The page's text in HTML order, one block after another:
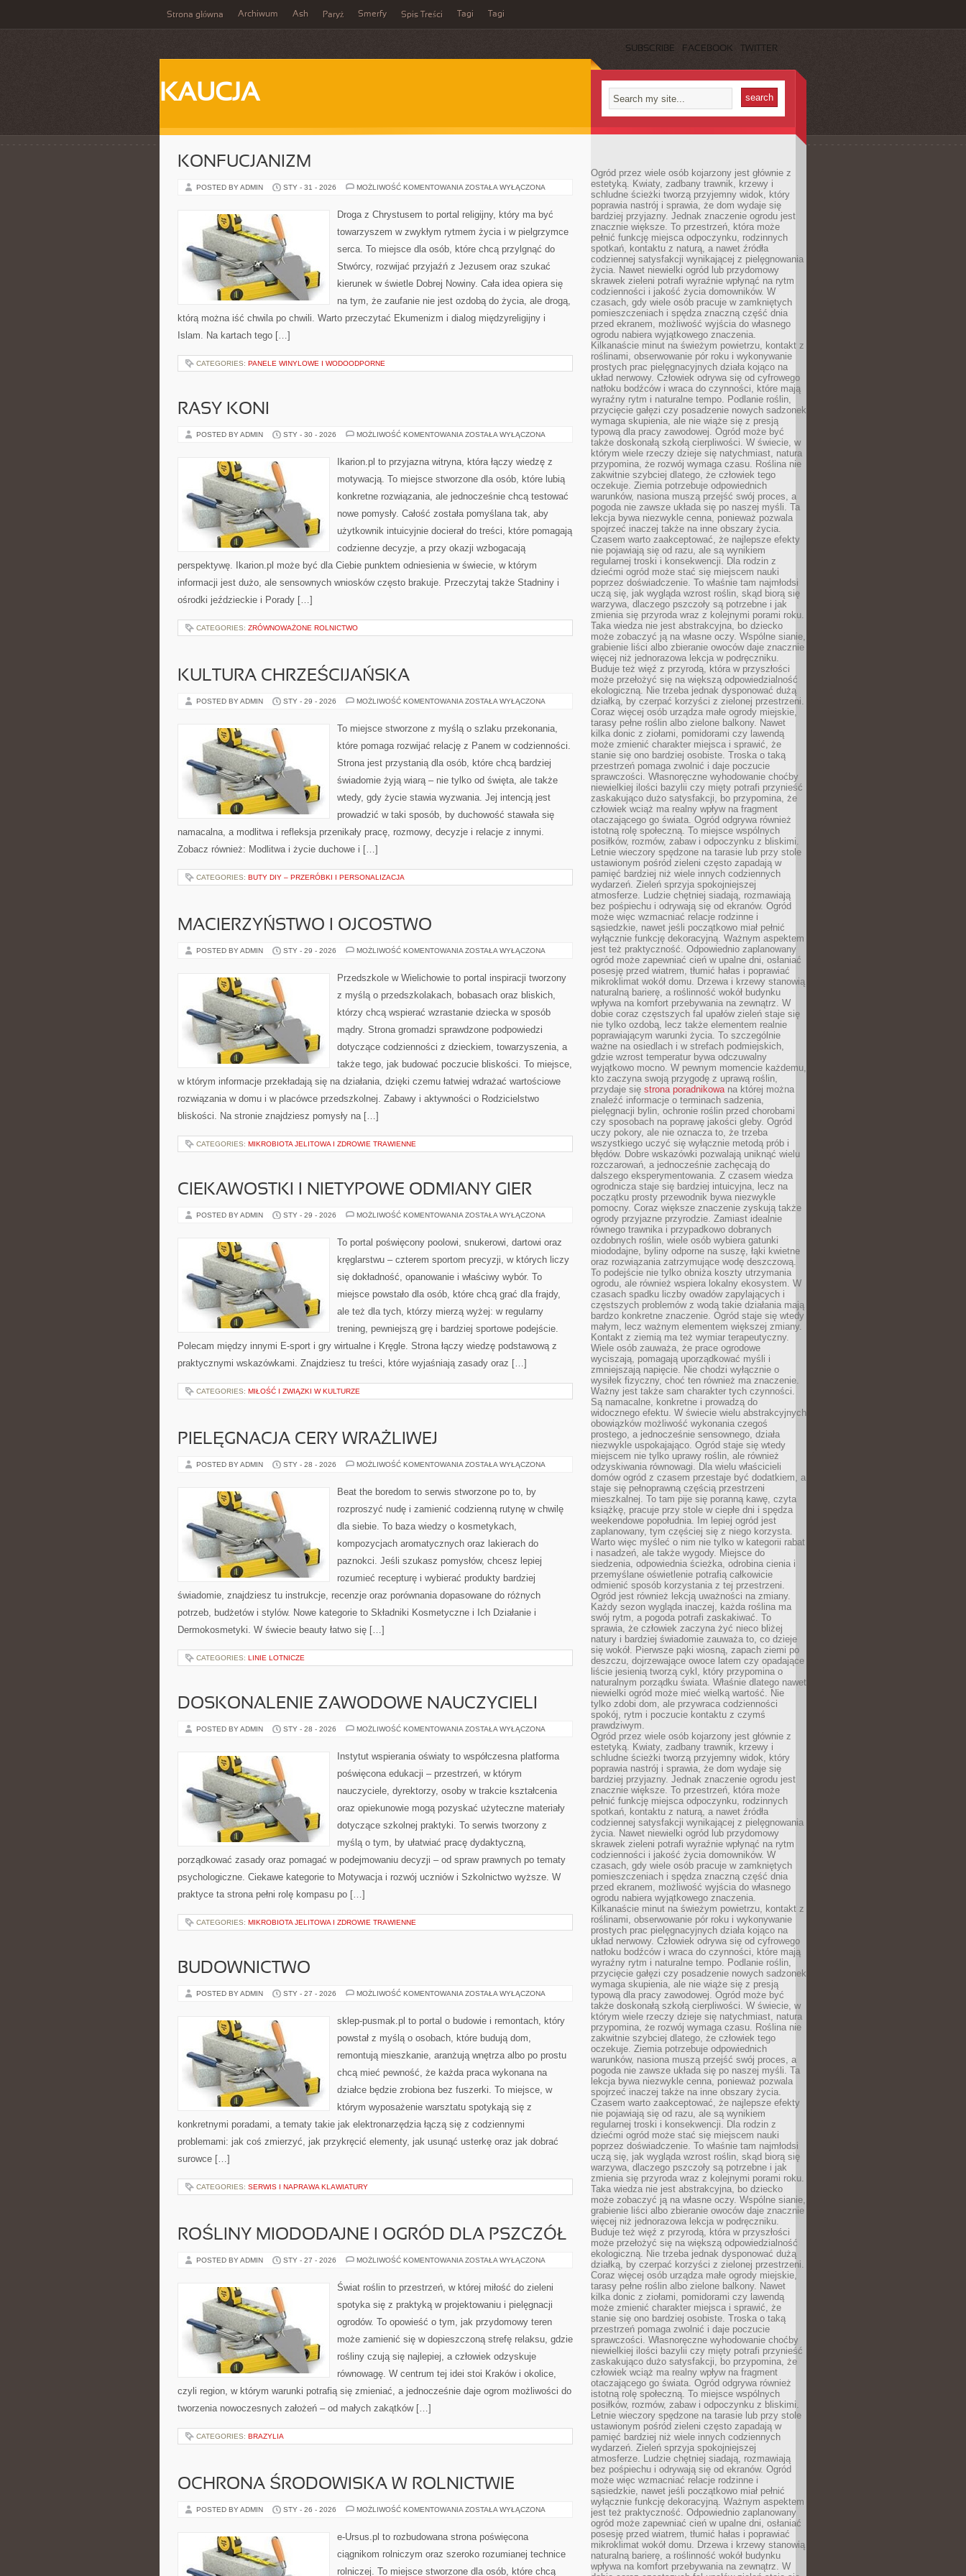
Strona główna Archiwum Ash Paryż Smerfy Spis Treści Tagi Tagi
SUBSCRIBE FACEBOOK TWITTER
KAUCJA
KONFUCJANIZM
POSTED BY ADMIN STY - 31 - 2026 MOŻLIWOŚĆ KOMENTOWANIA KONFUCJANIZM
ZOSTAŁA WYŁĄCZONA
Droga z Chrystusem to portal religijny, który ma być
towarzyszem w zwykłym rytmem życia i w pielgrzymce
serca. To miejsce dla osób, które chcą przylgnąć do
Stwórcy, rozwijać przyjaźń z Jezusem oraz szukać
kierunek w świetle Dobrej Nowiny. Cała idea opiera się
na tym, że zaufanie nie jest ozdobą do życia, ale drogą,
którą można iść chwila po chwili. Warto przeczytać Ekumenizm i dialog międzyreligijny i
Islam. Na kartach tego […]
CATEGORIES: PANELE WINYLOWE I WODOODPORNE
RASY KONI
POSTED BY ADMIN STY - 30 - 2026 MOŻLIWOŚĆ KOMENTOWANIA RASY
ZOSTAŁA WYŁĄCZONA
Ikarion.pl to przyjazna witryna, która łączy wiedzę z
motywacją. To miejsce stworzone dla osób, które lubią
konkretne rozwiązania, ale jednocześnie chcą testować
nowe pomysły. Całość została pomyślana tak, aby
użytkownik intuicyjnie docierał do treści, które pomagają
codzienne decyzje, a przy okazji wzbogacają
perspektywę. Ikarion.pl może być dla Ciebie punktem odniesienia w świecie, w którym
informacji jest dużo, ale sensownych wniosków często brakuje. Przeczytaj także Stadniny i
ośrodki jeździeckie i Porady […]
CATEGORIES: ZRÓWNOWAŻONE ROLNICTWO
KULTURA CHRZEŚCIJAŃSKA
POSTED BY ADMIN STY - 29 - 2026 MOŻLIWOŚĆ KOMENTOWANIA KULTURA
ZOSTAŁA WYŁĄCZONA
To miejsce stworzone z myślą o szlaku przekonania,
które pomaga rozwijać relację z Panem w codzienności.
Strona jest przystanią dla osób, które chcą bardziej
świadomie żyją wiarą – nie tylko od święta, ale także
wtedy, gdy życie stawia wyzwania. Jej intencją jest
prowadzić w taki sposób, by duchowość stawała się
namacalna, a modlitwa i refleksja przenikały pracę, rozmowy, decyzje i relacje z innymi.
Zobacz również: Modlitwa i życie duchowe i […]
CATEGORIES: BUTY DIY – PRZERÓBKI I PERSONALIZACJA
MACIERZYŃSTWO I OJCOSTWO
POSTED BY ADMIN STY - 29 - 2026 MOŻLIWOŚĆ KOMENTOWANIA MACIERZYŃSTWO
ZOSTAŁA WYŁĄCZONA
Przedszkole w Wielichowie to portal inspiracji tworzony
z myślą o przedszkolakach, bobasach oraz bliskich,
którzy chcą wspierać wzrastanie dziecka w sposób
mądry. Strona gromadzi sprawdzone podpowiedzi
dotyczące codzienności z dzieckiem, towarzyszenia, a
także tego, jak budować poczucie bliskości. To miejsce,
w którym informacje przekładają się na działania, dzięki czemu łatwiej wdrażać wartościowe
rozwiązania w domu i w placówce przedszkolnej. Zabawy i aktywności o Rodzicielstwo
bliskości. Na stronie znajdziesz pomysły na […]
CATEGORIES: MIKROBIOTA JELITOWA I ZDROWIE TRAWIENNE
CIEKAWOSTKI I NIETYPOWE ODMIANY GIER
POSTED BY ADMIN STY - 29 - 2026 MOŻLIWOŚĆ KOMENTOWANIA CIEKAWOSTKI
ODMIANY
GIER
ZOSTAŁA WYŁĄCZONA
To portal poświęcony poolowi, snukerowi, dartowi oraz
kręglarstwu – czterem sportom precyzji, w których liczy
się dokładność, opanowanie i właściwy wybór. To
miejsce powstało dla osób, które chcą grać dla frajdy,
ale też dla tych, którzy mierzą wyżej: w regularny
trening, pewniejszą grę i bardziej sportowe podejście.
Polecam między innymi E-sport i gry wirtualne i Kręgle. Strona łączy wiedzę podstawową z
praktycznymi wskazówkami. Znajdziesz tu treści, które wyjaśniają zasady oraz […]
CATEGORIES: MIŁOŚĆ I ZWIĄZKI W KULTURZE
PIELĘGNACJA CERY WRAŻLIWEJ
POSTED BY ADMIN STY - 28 - 2026 MOŻLIWOŚĆ KOMENTOWANIA PIELĘGNACJA
ZOSTAŁA WYŁĄCZONA
Beat the boredom to serwis stworzone po to, by
rozproszyć nudę i zamienić codzienną rutynę w chwilę
dla siebie. To baza wiedzy o kosmetykach,
kompozycjach aromatycznych oraz lakierach do
paznokci. Jeśli szukasz pomysłów, chcesz lepiej
rozumieć recepturę i wybierać produkty bardziej
świadomie, znajdziesz tu instrukcje, recenzje oraz porównania dopasowane do różnych
potrzeb, budżetów i stylów. Nowe kategorie to Składniki Kosmetyczne i Ich Działanie i
Dermokosmetyki. W świecie beauty łatwo się […]
CATEGORIES: LINIE LOTNICZE
DOSKONALENIE ZAWODOWE NAUCZYCIELI
POSTED BY ADMIN STY - 28 - 2026 MOŻLIWOŚĆ KOMENTOWANIA DOSKONALENIE
ZOSTAŁA WYŁĄCZONA
Instytut wspierania oświaty to współczesna platforma
poświęcona edukacji – przestrzeń, w którym
nauczyciele, dyrektorzy, osoby w trakcie kształcenia
oraz opiekunowie mogą pozyskać użyteczne materiały
dotyczące szkolnej praktyki. To serwis tworzony z
myślą o tym, by ułatwiać pracę dydaktyczną,
porządkować zasady oraz pomagać w podejmowaniu decyzji – od spraw prawnych po tematy
psychologiczne. Ciekawe kategorie to Motywacja i rozwój uczniów i Szkolnictwo wyższe. W
praktyce ta strona pełni rolę kompasu po […]
CATEGORIES: MIKROBIOTA JELITOWA I ZDROWIE TRAWIENNE
BUDOWNICTWO
POSTED BY ADMIN STY - 27 - 2026 MOŻLIWOŚĆ KOMENTOWANIA BUDOWNICTWO
ZOSTAŁA WYŁĄCZONA
sklep-pusmak.pl to portal o budowie i remontach, który
powstał z myślą o osobach, które budują dom,
remontują mieszkanie, aranżują wnętrza albo po prostu
chcą mieć pewność, że każda praca wykonana na
działce będzie zrobiona bez fuszerki. To miejsce, w
którym wyposażenie warsztatu spotykają się z
konkretnymi poradami, a tematy takie jak elektronarzędzia łączą się z codziennymi
problemami: jak coś zmierzyć, jak przykręcić elementy, jak usunąć usterkę oraz jak dobrać
surowce […]
CATEGORIES: SERWIS I NAPRAWA KLAWIATURY
ROŚLINY MIODODAJNE I OGRÓD DLA PSZCZÓŁ
POSTED BY ADMIN STY - 27 - 2026 MOŻLIWOŚĆ KOMENTOWANIA ROŚLINY
OGRÓD
DLA
ZOSTAŁA WYŁĄCZONA
Świat roślin to przestrzeń, w której miłość do zieleni
spotyka się z praktyką w projektowaniu i pielęgnacji
ogrodów. To opowieść o tym, jak przydomowy teren
może zamienić się w dopieszczoną strefę relaksu, gdzie
rośliny czują się najlepiej, a człowiek odzyskuje
równowagę. W centrum tej idei stoi Kraków i okolice,
czyli region, w którym warunki potrafią się zmieniać, a jednocześnie daje ogrom możliwości do
tworzenia nowoczesnych założeń – od małych zakątków […]
CATEGORIES: BRAZYLIA
OCHRONA ŚRODOWISKA W ROLNICTWIE
POSTED BY ADMIN STY - 26 - 2026 MOŻLIWOŚĆ KOMENTOWANIA OCHRONA
ROLNICTWIE
ZOSTAŁA WYŁĄCZONA
e-Ursus.pl to rozbudowana strona poświęcona
ciągnikom rolniczym oraz szeroko rozumianej technice
rolniczej. To miejsce stworzone dla osób, które chcą
Ogród przez wiele osób kojarzony jest głównie z
estetyką. Kwiaty, zadbany trawnik, krzewy i
schludne ścieżki tworzą przyjemny widok, który
poprawia nastrój i sprawia, że dom wydaje się
bardziej przyjazny. Jednak znaczenie ogrodu jest
znacznie większe. To przestrzeń, która może
pełnić funkcję miejsca odpoczynku, rodzinnych
spotkań, kontaktu z naturą, a nawet źródła
codziennej satysfakcji wynikającej z pielęgnowania
życia. Nawet niewielki ogród lub przydomowy
skrawek zieleni potrafi wyraźnie wpłynąć na rytm
codzienności i jakość życia domowników. W
czasach, gdy wiele osób pracuje w zamkniętych
pomieszczeniach i spędza znaczną część dnia
przed ekranem, możliwość wyjścia do własnego
ogrodu nabiera wyjątkowego znaczenia.
Kilkanaście minut na świeżym powietrzu, kontakt z
roślinami, obserwowanie pór roku i wykonywanie
prostych prac pielęgnacyjnych działa kojąco na
układ nerwowy. Człowiek odrywa się od cyfrowego
natłoku bodźców i wraca do czynności, które mają
wyraźny rytm i naturalne tempo. Podlanie roślin,
przycięcie gałęzi czy posadzenie nowych sadzonek
wymaga skupienia, ale nie wiąże się z presją
typową dla pracy zawodowej. Ogród może być
także doskonałą szkołą cierpliwości. W świecie, w
którym wiele rzeczy dzieje się natychmiast, natura
przypomina, że rozwój wymaga czasu. Roślina nie
zakwitnie szybciej dlatego, że człowiek tego
oczekuje. Ziemia potrzebuje odpowiednich
warunków, nasiona muszą przejść swój proces, a
pogoda nie zawsze układa się po naszej myśli. Ta
lekcja bywa niezwykle cenna, ponieważ pozwala
spojrzeć inaczej także na inne obszary życia.
Czasem warto zaakceptować, że najlepsze efekty
nie pojawiają się od razu, ale są wynikiem
regularnej troski i konsekwencji. Dla rodzin z
dziećmi ogród może stać się miejscem nauki
poprzez doświadczenie. To właśnie tam najmłodsi
uczą się, jak wygląda wzrost roślin, skąd biorą się
warzywa, dlaczego pszczoły są potrzebne i jak
zmienia się przyroda wraz z kolejnymi porami roku.
Taka wiedza nie jest abstrakcyjna, bo dziecko
może zobaczyć ją na własne oczy. Wspólne sianie,
grabienie liści albo zbieranie owoców daje znacznie
więcej niż jednorazowa lekcja w podręczniku.
Buduje też więź z przyrodą, która w przyszłości
może przełożyć się na większą odpowiedzialność
ekologiczną. Nie trzeba jednak dysponować dużą
działką, by czerpać korzyści z zielonej przestrzeni.
Coraz więcej osób urządza małe ogrody miejskie,
tarasy pełne roślin albo zielone balkony. Nawet
kilka donic z ziołami, pomidorami czy lawendą
może zmienić charakter miejsca i sprawić, że
stanie się ono bardziej osobiste. Troska o taką
przestrzeń pomaga zwolnić i daje poczucie
sprawczości. Własnoręczne wyhodowanie choćby
niewielkiej ilości bazylii czy mięty potrafi przynieść
zaskakująco dużo satysfakcji, bo przypomina, że
człowiek wciąż ma realny wpływ na fragment
otaczającego go świata. Ogród odgrywa również
istotną rolę społeczną. To miejsce wspólnych
posiłków, rozmów, zabaw i odpoczynku z bliskimi.
Letnie wieczory spędzone na tarasie lub przy stole
ustawionym pośród zieleni często zapadają w
pamięć bardziej niż wiele innych codziennych
wydarzeń. Zieleń sprzyja spokojniejszej
atmosferze. Ludzie chętniej siadają, rozmawiają
bez pośpiechu i odrywają się od ekranów. Ogród
może więc wzmacniać relacje rodzinne i
sąsiedzkie, nawet jeśli początkowo miał pełnić
wyłącznie funkcję dekoracyjną. Ważnym aspektem
jest też praktyczność. Odpowiednio zaplanowany
ogród może zapewniać cień w upalne dni, osłaniać
posesję przed wiatrem, tłumić hałas i poprawiać
mikroklimat wokół domu. Drzewa i krzewy stanowią
naturalną barierę, a roślinność wokół budynku
wpływa na komfort przebywania na zewnątrz. W
dobie coraz częstszych fal upałów zieleń staje się
nie tylko ozdobą, lecz także elementem realnie
poprawiającym warunki życia. To szczególnie
ważne na osiedlach i w strefach podmiejskich,
gdzie wzrost temperatur bywa odczuwalny
wyjątkowo mocno. W pewnym momencie każdemu,
kto zaczyna swoją przygodę z uprawą roślin,
przydaje się strona poradnikowana której można
znaleźć informacje o terminach sadzenia,
pielęgnacji bylin, ochronie roślin przed chorobami
czy sposobach na poprawę jakości gleby. Ogród
uczy pokory, ale nie oznacza to, że trzeba
wszystkiego uczyć się wyłącznie metodą prób i
błędów. Dobre wskazówki pozwalają uniknąć wielu
rozczarowań, a jednocześnie zachęcają do
dalszego eksperymentowania. Z czasem wiedza
ogrodnicza staje się bardziej intuicyjna, lecz na
początku prosty przewodnik bywa niezwykle
pomocny. Coraz większe znaczenie zyskują także
ogrody przyjazne przyrodzie. Zamiast idealnie
równego trawnika i przypadkowo dobranych
ozdobnych roślin, wiele osób wybiera gatunki
miododajne, byliny odporne na suszę, łąki kwietne
oraz rozwiązania zatrzymujące wodę deszczową.
To podejście nie tylko obniża koszty utrzymania
ogrodu, ale również wspiera lokalny ekosystem. W
czasach spadku liczby owadów zapylających i
częstszych problemów z wodą takie działania mają
bardzo konkretne znaczenie. Ogród staje się wtedy
małym, lecz ważnym elementem większej zmiany.
Kontakt z ziemią ma też wymiar terapeutyczny.
Wiele osób zauważa, że prace ogrodowe
wyciszają, pomagają uporządkować myśli i
zmniejszają napięcie. Nie chodzi wyłącznie o
wysiłek fizyczny, choć ten również ma znaczenie.
Ważny jest także sam charakter tych czynności.
Są namacalne, konkretne i prowadzą do
widocznego efektu. W świecie wielu abstrakcyjnych
obowiązków możliwość wykonania czegoś
prostego, a jednocześnie sensownego, działa
niezwykle uspokajająco. Ogród staje się wtedy
miejscem nie tylko uprawy roślin, ale również
odzyskiwania równowagi. Dla wielu właścicieli
domów ogród z czasem przestaje być dodatkiem, a
staje się pełnoprawną częścią przestrzeni
mieszkalnej. To tam pije się poranną kawę, czyta
książkę, pracuje przy stole w ciepłe dni i spędza
weekendowe popołudnia. Im lepiej ogród jest
zaplanowany, tym częściej się z niego korzysta.
Warto więc myśleć o nim nie tylko w kategorii rabat
i nasadzeń, ale także wygody. Miejsce do
siedzenia, odpowiednia ścieżka, odrobina cienia i
przemyślane oświetlenie potrafią całkowicie
odmienić sposób korzystania z tej przestrzeni.
Ogród jest również lekcją uważności na zmiany.
Każdy sezon wygląda inaczej, każda roślina ma
swój rytm, a pogoda potrafi zaskakiwać. To
sprawia, że człowiek zaczyna żyć nieco bliżej
natury i bardziej świadomie zauważa to, co dzieje
się wokół. Pierwsze pąki wiosną, zapach ziemi po
deszczu, dojrzewające owoce latem czy opadające
liście jesienią tworzą cykl, który przypomina o
naturalnym porządku świata. Właśnie dlatego nawet
niewielki ogród może mieć wielką wartość. Nie
tylko zdobi dom, ale przywraca codzienności
spokój, rytm i poczucie kontaktu z czymś
prawdziwym.
Ogród przez wiele osób kojarzony jest głównie z
estetyką. Kwiaty, zadbany trawnik, krzewy i
schludne ścieżki tworzą przyjemny widok, który
poprawia nastrój i sprawia, że dom wydaje się
bardziej przyjazny. Jednak znaczenie ogrodu jest
znacznie większe. To przestrzeń, która może
pełnić funkcję miejsca odpoczynku, rodzinnych
spotkań, kontaktu z naturą, a nawet źródła
codziennej satysfakcji wynikającej z pielęgnowania
życia. Nawet niewielki ogród lub przydomowy
skrawek zieleni potrafi wyraźnie wpłynąć na rytm
codzienności i jakość życia domowników. W
czasach, gdy wiele osób pracuje w zamkniętych
pomieszczeniach i spędza znaczną część dnia
przed ekranem, możliwość wyjścia do własnego
ogrodu nabiera wyjątkowego znaczenia.
Kilkanaście minut na świeżym powietrzu, kontakt z
roślinami, obserwowanie pór roku i wykonywanie
prostych prac pielęgnacyjnych działa kojąco na
układ nerwowy. Człowiek odrywa się od cyfrowego
natłoku bodźców i wraca do czynności, które mają
wyraźny rytm i naturalne tempo. Podlanie roślin,
przycięcie gałęzi czy posadzenie nowych sadzonek
wymaga skupienia, ale nie wiąże się z presją
typową dla pracy zawodowej. Ogród może być
także doskonałą szkołą cierpliwości. W świecie, w
którym wiele rzeczy dzieje się natychmiast, natura
przypomina, że rozwój wymaga czasu. Roślina nie
zakwitnie szybciej dlatego, że człowiek tego
oczekuje. Ziemia potrzebuje odpowiednich
warunków, nasiona muszą przejść swój proces, a
pogoda nie zawsze układa się po naszej myśli. Ta
lekcja bywa niezwykle cenna, ponieważ pozwala
spojrzeć inaczej także na inne obszary życia.
Czasem warto zaakceptować, że najlepsze efekty
nie pojawiają się od razu, ale są wynikiem
regularnej troski i konsekwencji. Dla rodzin z
dziećmi ogród może stać się miejscem nauki
poprzez doświadczenie. To właśnie tam najmłodsi
uczą się, jak wygląda wzrost roślin, skąd biorą się
warzywa, dlaczego pszczoły są potrzebne i jak
zmienia się przyroda wraz z kolejnymi porami roku.
Taka wiedza nie jest abstrakcyjna, bo dziecko
może zobaczyć ją na własne oczy. Wspólne sianie,
grabienie liści albo zbieranie owoców daje znacznie
więcej niż jednorazowa lekcja w podręczniku.
Buduje też więź z przyrodą, która w przyszłości
może przełożyć się na większą odpowiedzialność
ekologiczną. Nie trzeba jednak dysponować dużą
działką, by czerpać korzyści z zielonej przestrzeni.
Coraz więcej osób urządza małe ogrody miejskie,
tarasy pełne roślin albo zielone balkony. Nawet
kilka donic z ziołami, pomidorami czy lawendą
może zmienić charakter miejsca i sprawić, że
stanie się ono bardziej osobiste. Troska o taką
przestrzeń pomaga zwolnić i daje poczucie
sprawczości. Własnoręczne wyhodowanie choćby
niewielkiej ilości bazylii czy mięty potrafi przynieść
zaskakująco dużo satysfakcji, bo przypomina, że
człowiek wciąż ma realny wpływ na fragment
otaczającego go świata. Ogród odgrywa również
istotną rolę społeczną. To miejsce wspólnych
posiłków, rozmów, zabaw i odpoczynku z bliskimi.
Letnie wieczory spędzone na tarasie lub przy stole
ustawionym pośród zieleni często zapadają w
pamięć bardziej niż wiele innych codziennych
wydarzeń. Zieleń sprzyja spokojniejszej
atmosferze. Ludzie chętniej siadają, rozmawiają
bez pośpiechu i odrywają się od ekranów. Ogród
może więc wzmacniać relacje rodzinne i
sąsiedzkie, nawet jeśli początkowo miał pełnić
wyłącznie funkcję dekoracyjną. Ważnym aspektem
jest też praktyczność. Odpowiednio zaplanowany
ogród może zapewniać cień w upalne dni, osłaniać
posesję przed wiatrem, tłumić hałas i poprawiać
mikroklimat wokół domu. Drzewa i krzewy stanowią
naturalną barierę, a roślinność wokół budynku
wpływa na komfort przebywania na zewnątrz. W